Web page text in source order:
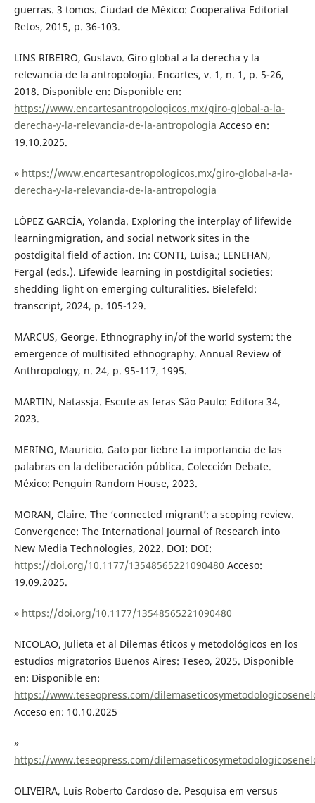
guerras. 3 tomos. Ciudad de México: Cooperativa Editorial
Retos, 2015, p. 36-103.
LINS RIBEIRO, Gustavo. Giro global a la derecha y la
relevancia de la antropología. Encartes, v. 1, n. 1, p. 5-26,
2018. Disponible en: Disponible en:
https://www.encartesantropologicos.mx/giro-global-a-la-
derecha-y-la-relevancia-de-la-antropologia Acceso en:
19.10.2025.
» https://www.encartesantropologicos.mx/giro-global-a-la-
derecha-y-la-relevancia-de-la-antropologia
LÓPEZ GARCÍA, Yolanda. Exploring the interplay of lifewide
learningmigration, and social network sites in the
postdigital field of action. In: CONTI, Luisa.; LENEHAN,
Fergal (eds.). Lifewide learning in postdigital societies:
shedding light on emerging culturalities. Bielefeld:
transcript, 2024, p. 105-129.
MARCUS, George. Ethnography in/of the world system: the
emergence of multisited ethnography. Annual Review of
Anthropology, n. 24, p. 95-117, 1995.
MARTIN, Natassja. Escute as feras São Paulo: Editora 34,
2023.
MERINO, Mauricio. Gato por liebre La importancia de las
palabras en la deliberación pública. Colección Debate.
México: Penguin Random House, 2023.
MORAN, Claire. The ‘connected migrant’: a scoping review.
Convergence: The International Journal of Research into
New Media Technologies, 2022. DOI: DOI:
https://doi.org/10.1177/13548565221090480 Acceso:
19.09.2025.
» https://doi.org/10.1177/13548565221090480
NICOLAO, Julieta et al Dilemas éticos y metodológicos en los
estudios migratorios Buenos Aires: Teseo, 2025. Disponible
en: Disponible en:
https://www.teseopress.com/
Acceso en: 10.10.2025
»
https://www.teseopress.com/
OLIVEIRA, Luís Roberto Cardoso de. Pesquisa em versus